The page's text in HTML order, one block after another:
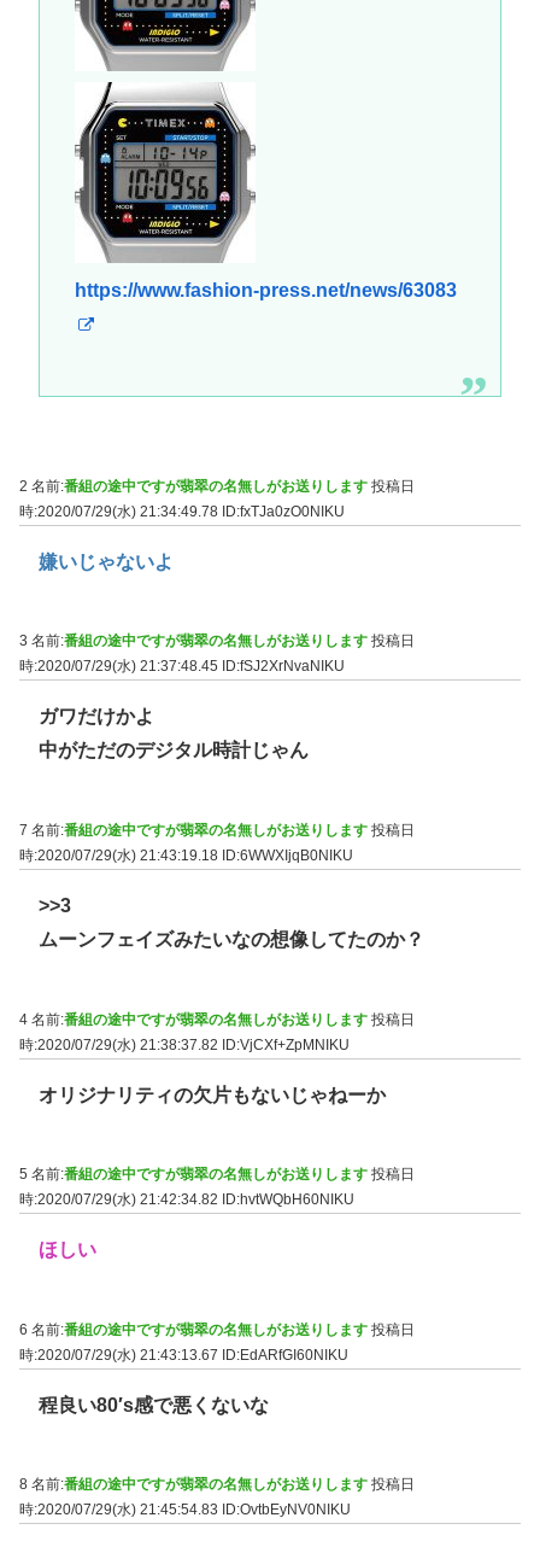
https://www.fashion-press.net/news/63083
2 名前:番組の途中ですが翡翠の名無しがお送りします 投稿日
時:2020/07/29(水) 21:34:49.78 ID:fxTJa0zO0NIKU
嫌いじゃないよ
3 名前:番組の途中ですが翡翠の名無しがお送りします 投稿日
時:2020/07/29(水) 21:37:48.45
ID:fSJ2XrNvaNIKU
ガワだけかよ
中がただのデジタル時計じゃん
7 名前:番組の途中ですが翡翠の名無しがお送りします 投稿日
時:2020/07/29(水) 21:43:19.18 ID:6WWXIjqB0NIKU
>>3
ムーンフェイズみたいなの想像してたのか？
4 名前:番組の途中ですが翡翠の名無しがお送りします 投稿日
時:2020/07/29(水) 21:38:37.82 ID:VjCXf+ZpMNIKU
オリジナリティの欠片もないじゃねーか
5 名前:番組の途中ですが翡翠の名無しがお送りします 投稿日
時:2020/07/29(水) 21:42:34.82
ID:hvtWQbH60NIKU
ほしい
6 名前:番組の途中ですが翡翠の名無しがお送りします 投稿日
時:2020/07/29(水) 21:43:13.67 ID:EdARfGI60NIKU
程良い80′s感で悪くないな
8 名前:番組の途中ですが翡翠の名無しがお送りします 投稿日
時:2020/07/29(水) 21:45:54.83
ID:OvtbEyNV0NIKU